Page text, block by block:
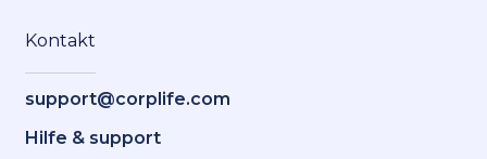
Kontakt
support@corplife.com
Hilfe & support